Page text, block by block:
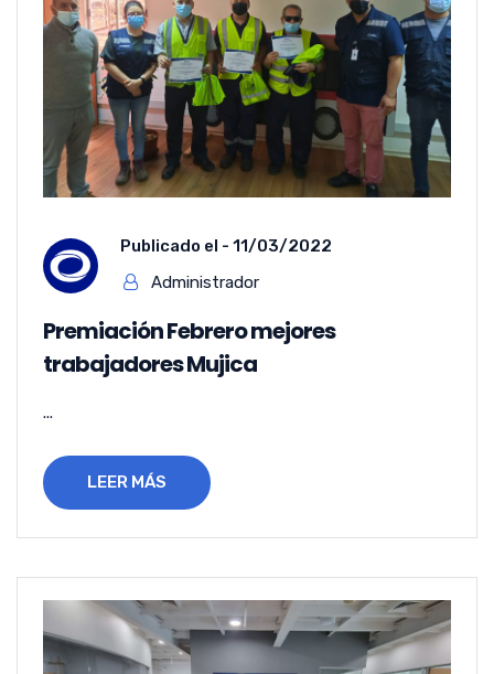
Publicado el - 11/03/2022
Administrador
Premiación Febrero mejores
trabajadores Mujica
...
LEER MÁS